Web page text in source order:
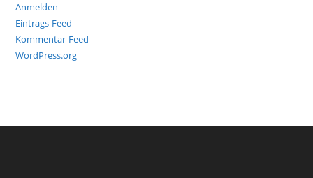
Anmelden
Eintrags-Feed
Kommentar-Feed
WordPress.org